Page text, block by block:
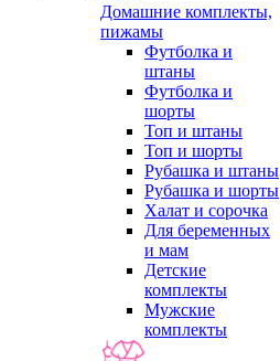
Домашние комплекты,
пижамы
Футболка и
штаны
Футболка и
шорты
Топ и штаны
Топ и шорты
Рубашка и штаны
Рубашка и шорты
Халат и сорочка
Для беременных
и мам
Детские
комплекты
Мужские
комплекты